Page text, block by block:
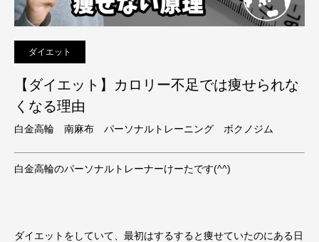
ダイエット
【ダイエット】カロリー不足では痩せられな
くなる理由
白金高輪 南麻布 パーソナルトレーニング ボクノジム
白金高輪のパーソナルトレーナーけーたです(^^)
ダイエットをしていて、最初はするすると痩せていたのにある日